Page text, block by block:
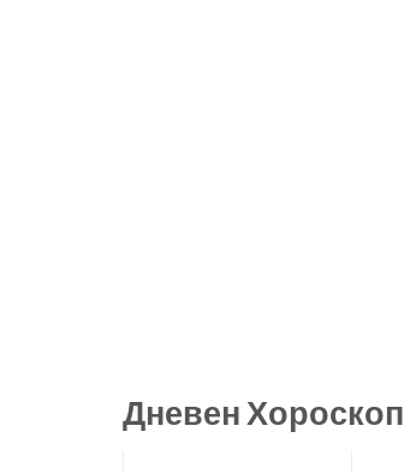
Дневен Хороскоп